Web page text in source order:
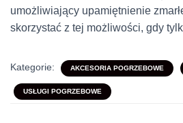
umożliwiający upamiętnienie
skorzystać z tej możliwości, gdy
Kategorie: AKCESORIA POGRZEBOWE
USŁUGI POGRZEBOWE